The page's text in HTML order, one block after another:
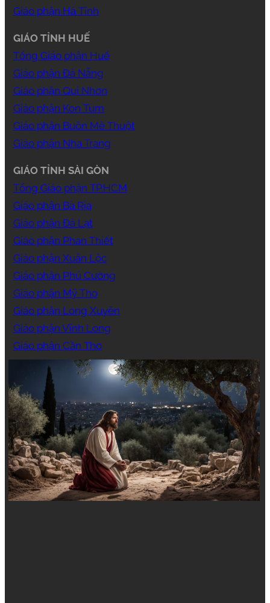
Giáo phận Hà Tĩnh
GIÁO TỈNH HUẾ
Tổng Giáo phận Huế
Giáo phận Đà Nẵng
Giáo phận Qui Nhơn
Giáo phận Kon Tum
Giáo phận Buôn Mê Thuột
Giáo phận Nha Trang
GIÁO TỈNH SÀI GÒN
Tổng Giáo phận TP.HCM
Giáo phận Bà Rịa
Giáo phận Đà Lạt
Giáo phận Phan Thiết
Giáo phận Xuân Lộc
Giáo phận Phú Cường
Giáo phận Mỹ Tho
Giáo phận Long Xuyên
Giáo phận Vĩnh Long
Giáo phận Cần Thơ